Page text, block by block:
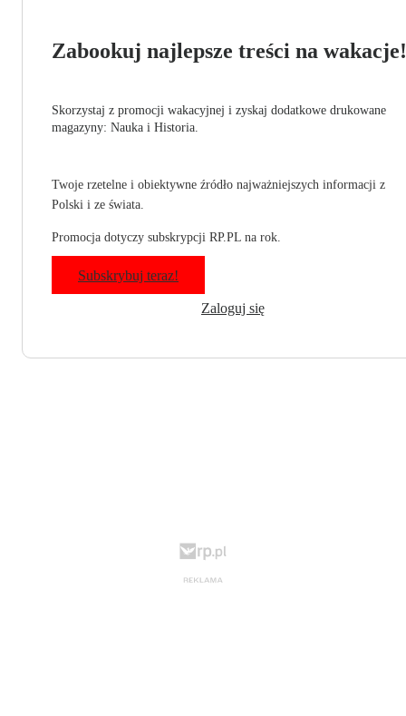
Zabookuj najlepsze treści na wakacje!
Skorzystaj z promocji wakacyjnej i zyskaj dodatkowe drukowane
magazyny: Nauka i Historia.
Twoje rzetelne i obiektywne źródło najważniejszych informacji z
Polski i ze świata.
Promocja dotyczy subskrypcji RP.PL na rok.
Subskrybuj teraz!
Zaloguj się